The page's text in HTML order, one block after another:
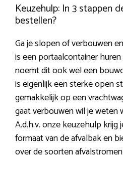
Keuzehulp: In 3 stappen
bestellen?
Ga je slopen of verbouwen
is een portaalcontainer
noemt dit ook wel een
is eigenlijk een sterke open
gemakkelijk op een
gaat verbouwen wil je weten
A.d.h.v. onze keuzehulp krijg
formaat van de afvalbak en
over de soorten